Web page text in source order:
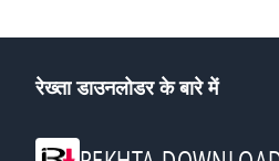
रेख्ता डाउनलोडर के बारे में